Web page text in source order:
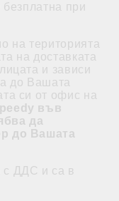
при
на територията
на доставката
и зависи
до Вашата
си от офис на
във
да
до Вашата
с ДДС и са в